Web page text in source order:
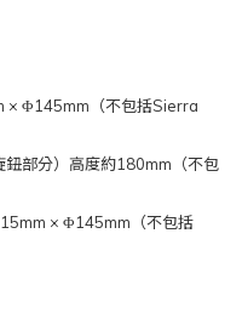
× Φ145mm（不包括Sierra
部分）高度約180mm（不包
× Φ145mm（不包括